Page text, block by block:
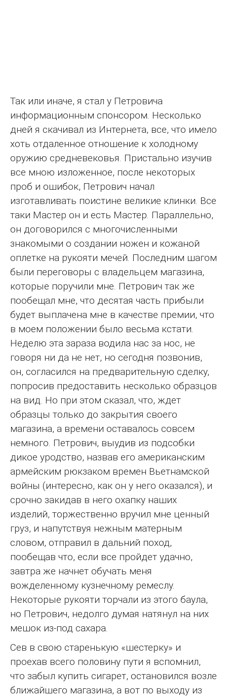
Так или иначе, я стал у Петровича
информационным спонсором. Несколько
дней я скачивал из Интернета, все, что имело
хоть отдаленное отношение к холодному
оружию средневековья. Пристально изучив
все мною изложенное, после некоторых
проб и ошибок, Петрович начал
изготавливать поистине великие клинки. Все
таки Мастер он и есть Мастер. Параллельно,
он договорился с многочисленными
знакомыми о создании ножен и кожаной
оплетке на рукояти мечей. Последним шагом
были переговоры с владельцем магазина,
которые поручили мне. Петрович так же
пообещал мне, что десятая часть прибыли
будет выплачена мне в качестве премии, что
в моем положении было весьма кстати.
Неделю эта зараза водила нас за нос, не
говоря ни да не нет, но сегодня позвонив,
он, согласился на предварительную сделку,
попросив предоставить несколько образцов
на вид. Но при этом сказал, что, ждет
образцы только до закрытия своего
магазина, а времени оставалось совсем
немного. Петрович, выудив из подсобки
дикое уродство, назвав его американским
армейским рюкзаком времен Вьетнамской
войны (интересно, как он у него оказался), и
срочно закидав в него охапку наших
изделий, торжественно вручил мне ценный
груз, и напутствуя нежным матерным
словом, отправил в дальний поход,
пообещав что, если все пройдет удачно,
завтра же начнет обучать меня
вожделенному кузнечному ремеслу.
Некоторые рукояти торчали из этого баула,
но Петрович, недолго думая натянул на них
мешок из-под сахара.
Сев в свою старенькую «шестерку» и
проехав всего половину пути я вспомнил,
что забыл купить сигарет, остановился возле
ближайшего магазина, а вот по выходу из